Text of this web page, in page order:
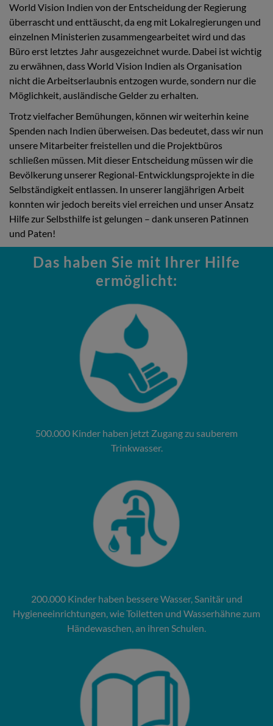
World Vision Indien von der Entscheidung der Regierung
überrascht und enttäuscht, da eng mit Lokalregierungen und
einzelnen Ministerien zusammengearbeitet wird und das
Büro erst letztes Jahr ausgezeichnet wurde. Dabei ist wichtig
zu erwähnen, dass World Vision Indien als Organisation
nicht die Arbeitserlaubnis entzogen wurde, sondern nur die
Möglichkeit, ausländische Gelder zu erhalten.
Trotz vielfacher Bemühungen, können wir weiterhin keine
Spenden nach Indien überweisen. Das bedeutet, dass wir nun
unsere Mitarbeiter freistellen und die Projektbüros
schließen müssen. Mit dieser Entscheidung müssen wir die
Bevölkerung unserer Regional-Entwicklungsprojekte in die
Selbständigkeit entlassen. In unserer langjährigen Arbeit
konnten wir jedoch bereits viel erreichen und unser Ansatz
Hilfe zur Selbsthilfe ist gelungen – dank unseren Patinnen
und Paten!
Das haben Sie mit Ihrer Hilfe
ermöglicht:
500.000 Kinder haben jetzt Zugang zu sauberem
Trinkwasser.
200.000 Kinder haben bessere Wasser­, Sanitär­ und
Hygieneeinrichtungen, wie Toiletten und Wasserhähne zum
Händewaschen, an ihren Schulen.